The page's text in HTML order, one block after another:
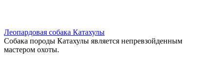
Леопардовая собака Катахулы
Собака породы Катахулы является непревзойденным
мастером охоты.